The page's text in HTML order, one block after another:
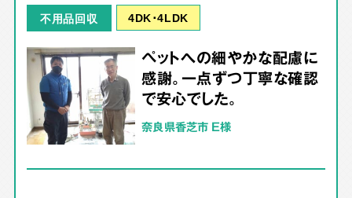
不用品回収 4DK･4LDK
ペットへの細やかな配慮に
感謝。一点ずつ丁寧な確認
で安心でした。
奈良県香芝市 E様